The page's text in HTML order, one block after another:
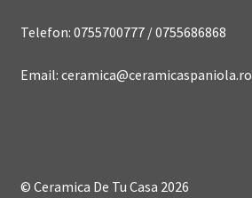
Telefon: 0755700777 / 0755686868
Email: ceramica@ceramicaspaniola.ro
© Ceramica De Tu Casa 2026